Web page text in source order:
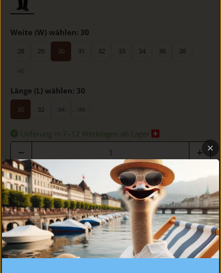
Weite (W) wählen: 30
28 29 30 31 32 33 34 36 38
Länge (L) wählen: 30
30 32 34 36
Lieferung in 7–12 Werktagen ab Lager
IN DEN WARENKORB
DETAILS